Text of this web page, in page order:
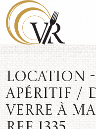
Location -
apéritif /
Verre à